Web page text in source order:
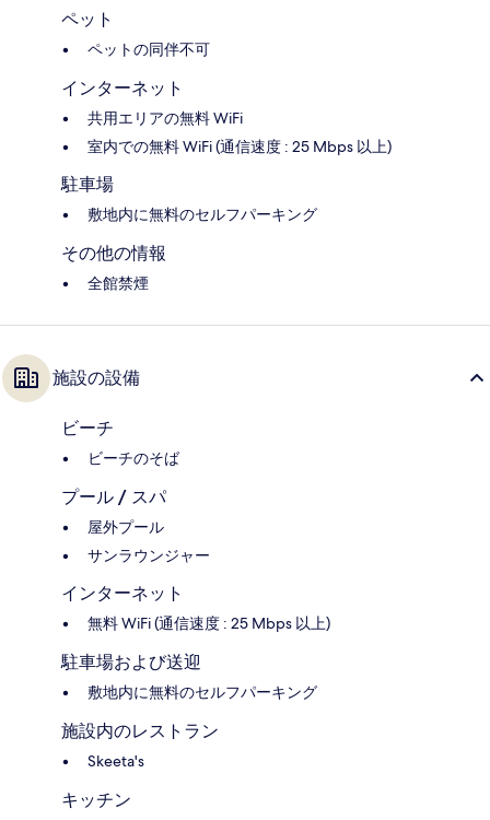
ペット
ペットの同伴不可
インターネット
共用エリアの無料 WiFi
室内での無料 WiFi (通信速度 : 25 Mbps 以上)
駐車場
敷地内に無料のセルフパーキング
その他の情報
全館禁煙
施設の設備
ビーチ
ビーチのそば
プール / スパ
屋外プール
サンラウンジャー
インターネット
無料 WiFi (通信速度 : 25 Mbps 以上)
駐車場および送迎
敷地内に無料のセルフパーキング
施設内のレストラン
Skeeta's
キッチン